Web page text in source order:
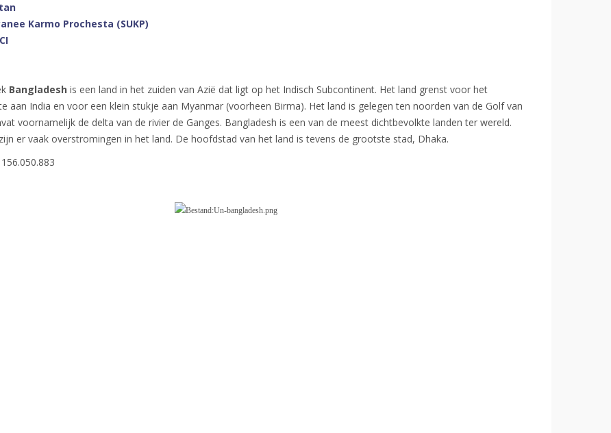
Karmo Prochesta (SUKP)
Bangladesh is een land in het zuiden van Azië dat ligt op het Indisch Subcontinent. Het land grenst voor het
aan India en voor een klein stukje aan Myanmar (voorheen Birma). Het land is gelegen ten noorden van de Golf van
voornamelijk de delta van de rivier de Ganges. Bangladesh is een van de meest dichtbevolkte landen ter wereld.
er vaak overstromingen in het land. De hoofdstad van het land is tevens de grootste stad, Dhaka.